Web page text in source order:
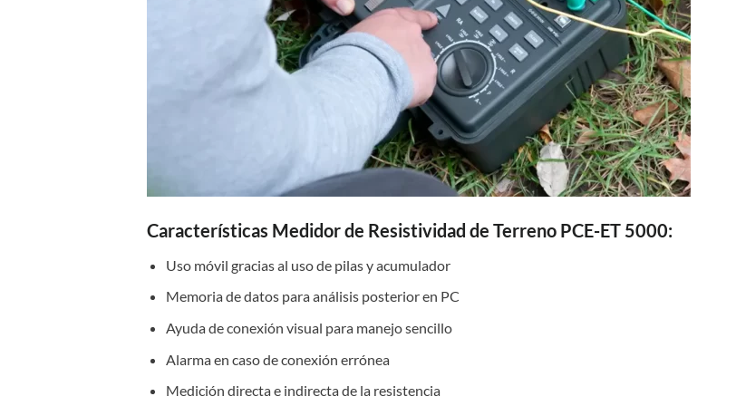
Características Medidor de Resistividad de Terreno PCE-ET 5000:
Uso móvil gracias al uso de pilas y acumulador
Memoria de datos para análisis posterior en PC
Ayuda de conexión visual para manejo sencillo
Alarma en caso de conexión errónea
Medición directa e indirecta de la resistencia